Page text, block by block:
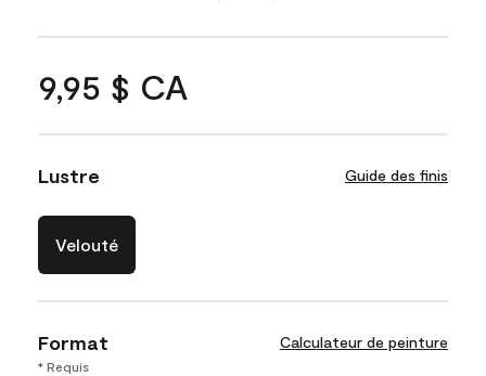
9,95 $ CA
Lustre Guide des finis
Velouté
Format Calculateur de peinture
* Requis